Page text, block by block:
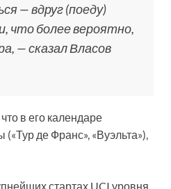
— вдруг (поеду)
что более вероятно,
— сказал Власов
в его календаре
(«Тур де Франс», «Вуэльта»),
стартах UCI уровня